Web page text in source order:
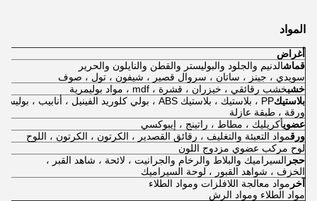
المواد
أغراض
قماشالدنيم والجلود والبوليستر والقطن والنايلون والحرير
سويدي ، جينز ، ساتان ، سروال قصير ، شيفون ، تول ، صوف
خشبخشب رقائقي ، خيزران ، قشرة ، mdf ، مواد بوليمرية
بلاستيكPP ، بلاستيك ، بلاستيك ABS ، بولي كلوريد الفينيل ، أنابيب ، بوليستر ،
ورقة ، طبقة عازلة
عضويأكريليك ، مطاط ، راتينج ، إيبوكسي
ورقمواد التعبئة والتغليف ، رقائق القصدير ، الكرتون ، الكرتون ، اللوح
لوح مركب عضوي مزدوج اللون
حجر السيراميك والبلاط والرخام والجرانيت ، لائحة ، شاهد القبر ،
الخزف ، شواهد القبور ، لوحة السيراميك
آخر مواد معالجة اللافلزات ومواد الطلاء
مواد الطلاء ومواد الرش